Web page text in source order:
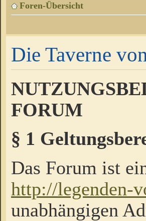
Foren-Übersicht
Die Taverne
FORUM
§ 1
Das Forum ist
http://legenden-
unabhängigen